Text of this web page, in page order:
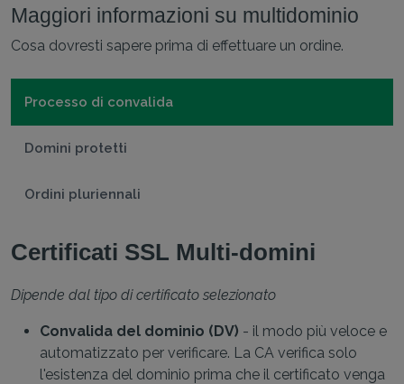
Maggiori informazioni su multidominio
Cosa dovresti sapere prima di effettuare un ordine.
Processo di convalida
Domini protetti
Ordini pluriennali
Certificati SSL Multi-domini
Dipende dal tipo di certificato selezionato
Convalida del dominio (DV) - il modo più veloce e
automatizzato per verificare. La CA verifica solo
l'esistenza del dominio prima che il certificato venga